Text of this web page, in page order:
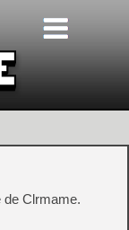
de Clrmame.